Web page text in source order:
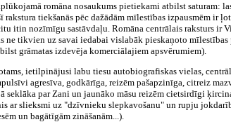
romāna nosaukums pietiekami atbilst
tiekšanās pēc dažādām mīlestības izpausmēm ir
itin nozīmīgu sastāvdaļu. Romāna centrālais raksturs ir
ne tikvien uz savai iedabai vislabāk pieskaņoto
grāmatas izdevēja komerciālajiem apsvērumiem).
ietilpinājusi labu tiesu autobiografiskas vielas,
agresīva, godkārīga, reizēm pašapzinīga, citreiz
seklāka par Zani un jaunāko māsu reizēm cietsirdīgi
ar slieksmi uz "dzīvnieku slepkavošanu" un rupju
un bagātīgām zināšanām...).